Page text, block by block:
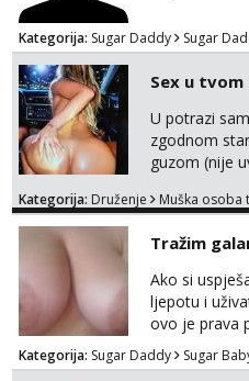
Kategorija: Sugar Daddy Sugar
Sex u
U potrazi
zgodnom
guzom (nije
dobra
negdje u
ruke, molim
koje se pale
sumarcima
Kategorija: Druženje Muška osoba
Tražim
Ako si
ljepotu i
ovo je prava
prekrasnim
kosom i fit
Kategorija: Sugar Daddy Sugar